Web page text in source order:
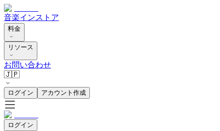
音楽インストア
料金
リソース
お問い合わせ
🇯🇵
ログイン アカウント作成
ログイン